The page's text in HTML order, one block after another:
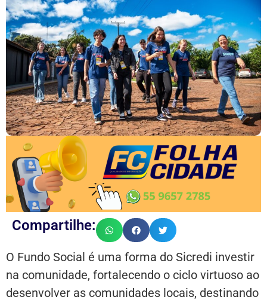
Compartilhe:
O Fundo Social é uma forma do Sicredi investir
na comunidade, fortalecendo o ciclo virtuoso ao
desenvolver as comunidades locais, destinando